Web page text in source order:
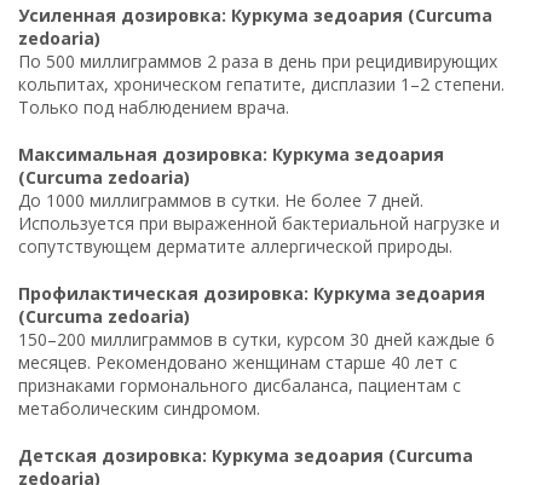
Усиленная дозировка: Куркума зедоария (Curcuma
zedoaria)
По 500 миллиграммов 2 раза в день при рецидивирующих
кольпитах, хроническом гепатите, дисплазии 1–2 степени.
Только под наблюдением врача.
Максимальная дозировка: Куркума зедоария
(Curcuma zedoaria)
До 1000 миллиграммов в сутки. Не более 7 дней.
Используется при выраженной бактериальной нагрузке и
сопутствующем дерматите аллергической природы.
Профилактическая дозировка: Куркума зедоария
(Curcuma zedoaria)
150–200 миллиграммов в сутки, курсом 30 дней каждые 6
месяцев. Рекомендовано женщинам старше 40 лет с
признаками гормонального дисбаланса, пациентам с
метаболическим синдромом.
Детская дозировка: Куркума зедоария (Curcuma
zedoaria)